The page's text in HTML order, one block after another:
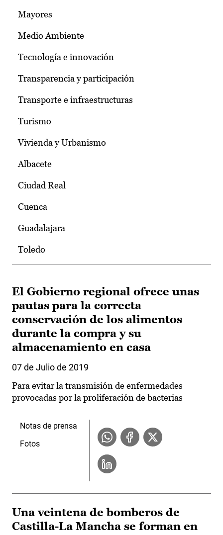
Mayores
Medio Ambiente
Tecnología e innovación
Transparencia y participación
Transporte e infraestructuras
Turismo
Vivienda y Urbanismo
Albacete
Ciudad Real
Cuenca
Guadalajara
Toledo
El Gobierno regional ofrece unas
pautas para la correcta
conservación de los alimentos
durante la compra y su
almacenamiento en casa
07 de Julio de 2019
Para evitar la transmisión de enfermedades
provocadas por la proliferación de bacterias
Notas de prensa
Fotos
Una veintena de bomberos de
Castilla-La Mancha se forman en